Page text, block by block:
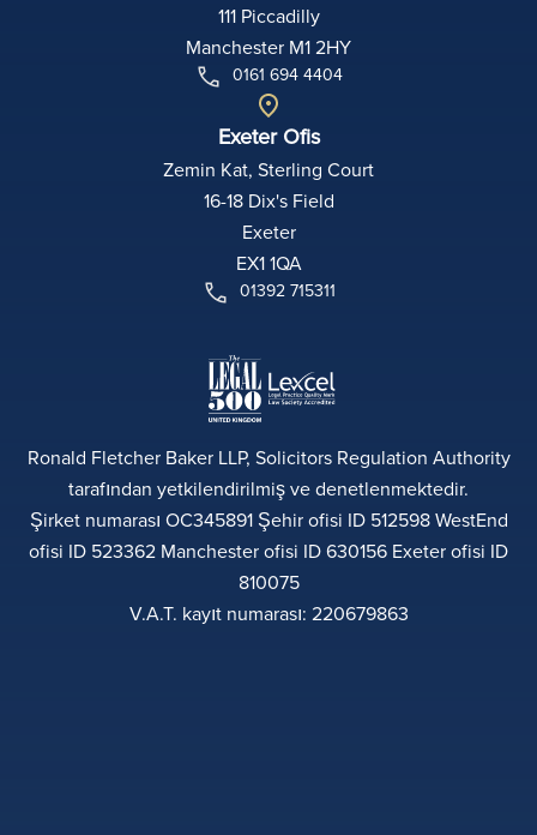
111 Piccadilly
Manchester M1 2HY
0161 694 4404
Exeter Ofis
Zemin Kat, Sterling Court
16-18 Dix's Field
Exeter
EX1 1QA
01392 715311
Ronald Fletcher Baker LLP, Solicitors Regulation Authority
tarafından yetkilendirilmiş ve denetlenmektedir.
Şirket numarası OC345891 Şehir ofisi ID 512598 WestEnd
ofisi ID 523362 Manchester ofisi ID 630156 Exeter ofisi ID
810075
V.A.T. kayıt numarası: 220679863